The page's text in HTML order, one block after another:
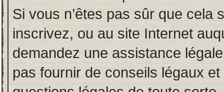
Si vous n’êtes pas sûr que cela
inscrivez, ou au site Internet
demandez une assistance
pas fournir de conseils légaux